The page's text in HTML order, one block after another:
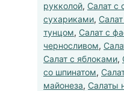
рукколой, Салат с
сухариками,
тунцом, Салат с
черносливом,
Салат с яблоками,
со шпинатом,
майонеза, Салаты